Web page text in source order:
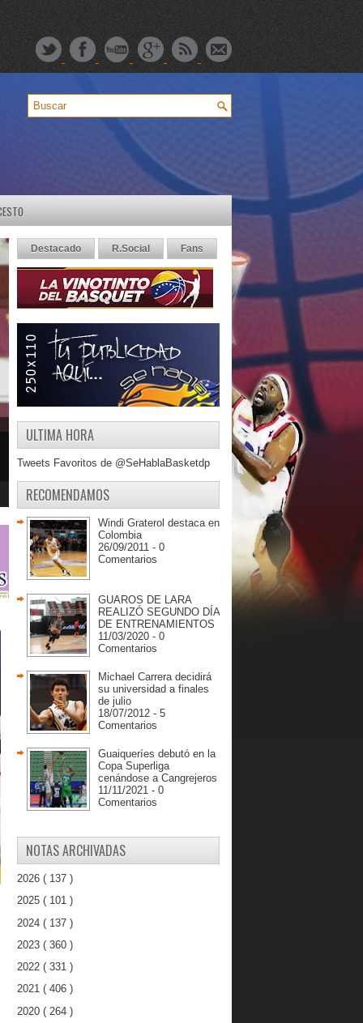
Destacado R.Social Fans
ULTIMA HORA
Tweets Favoritos de @SeHablaBasketdp
RECOMENDAMOS
Windi Graterol destaca en
Colombia
26/09/2011 - 0
Comentarios
GUAROS DE LARA
REALIZÓ SEGUNDO DÍA
DE ENTRENAMIENTOS
11/03/2020 - 0
Comentarios
Michael Carrera decidirá
su universidad a finales
de julio
18/07/2012 - 5
Comentarios
Guaiqueríes debutó en la
Copa Superliga
cenándose a Cangrejeros
11/11/2021 - 0
Comentarios
NOTAS ARCHIVADAS
2026 ( 137 )
2025 ( 101 )
2024 ( 137 )
2023 ( 360 )
2022 ( 331 )
2021 ( 406 )
2020 ( 264 )